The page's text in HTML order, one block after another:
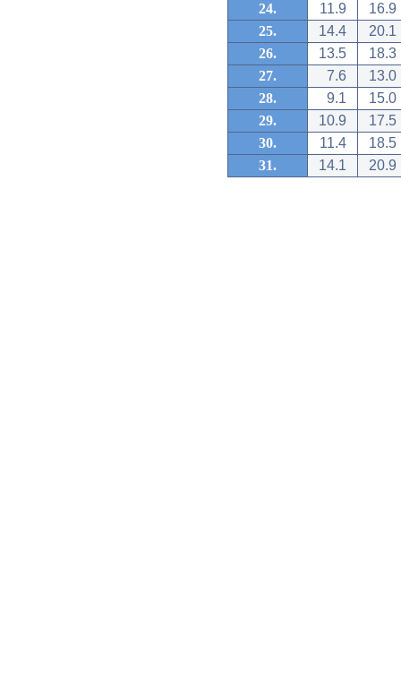
24.
11.9
16.9
25.
14.4
20.1
26.
13.5
18.3
27.
7.6
13.0
28.
9.1
15.0
29.
10.9
17.5
30.
11.4
18.5
31.
14.1 20.9